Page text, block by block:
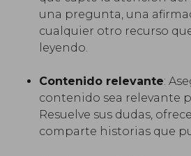
una pregunta, una
cualquier otro recurso
leyendo.
Contenido relevante:
contenido sea relevante
Resuelve sus dudas,
comparte historias que